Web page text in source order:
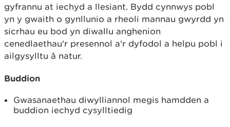
gyfrannu at iechyd a llesiant. Bydd cynnwys pobl
yn y gwaith o gynllunio a rheoli mannau gwyrdd yn
sicrhau eu bod yn diwallu anghenion
cenedlaethau'r presennol a'r dyfodol a helpu pobl i
ailgysylltu â natur.
Buddion
Gwasanaethau diwylliannol megis hamdden a
buddion iechyd cysylltiedig